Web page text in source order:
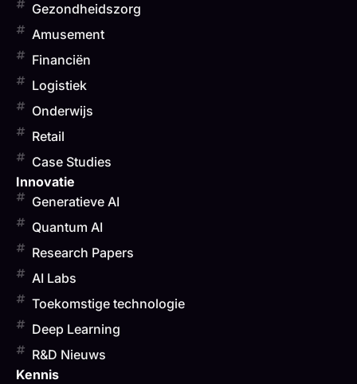
Gezondheidszorg
Amusement
Financiën
Logistiek
Onderwijs
Retail
Case Studies
Innovatie
Generatieve AI
Quantum AI
Research Papers
AI Labs
Toekomstige technologie
Deep Learning
R&D Nieuws
Kennis